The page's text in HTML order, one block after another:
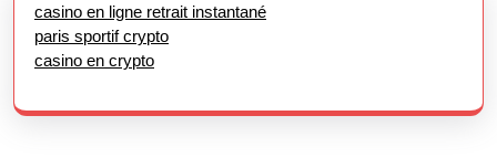
casino en ligne retrait instantané
paris sportif crypto
casino en crypto